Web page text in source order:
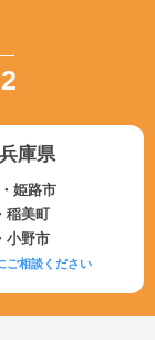
庫県
姫路市
美町
小野市
ご相談ください